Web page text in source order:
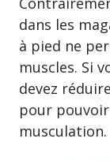
dans les
à pied ne
muscles. Si
devez
pour
musculation.